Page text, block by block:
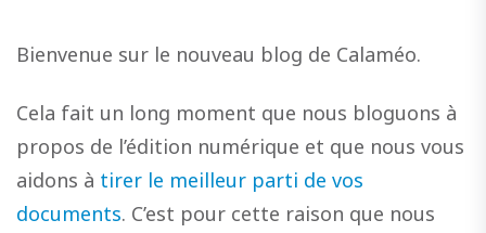
Bienvenue sur le nouveau blog de Calaméo.
Cela fait un long moment que nous bloguons à
propos de l’édition numérique et que nous vous
aidons à tirer le meilleur parti de vos
documents. C’est pour cette raison que nous